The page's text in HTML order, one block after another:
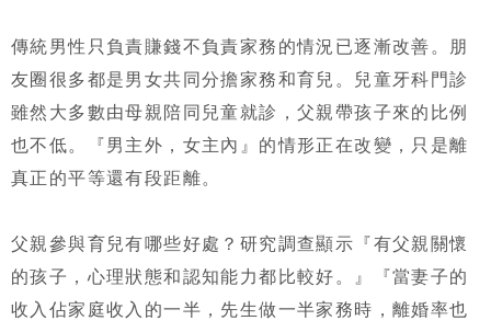
傳統男性只負責賺錢不負責家務的情況已逐漸改善。朋
友圈很多都是男女共同分擔家務和育兒。兒童牙科門診
雖然大多數由母親陪同兒童就診，父親帶孩子來的比例
也不低。『男主外，女主內』的情形正在改變，只是離
真正的平等還有段距離。
父親參與育兒有哪些好處？研究調查顯示『有父親關懷
的孩子，心理狀態和認知能力都比較好。』『當妻子的
收入佔家庭收入的一半，先生做一半家務時，離婚率也